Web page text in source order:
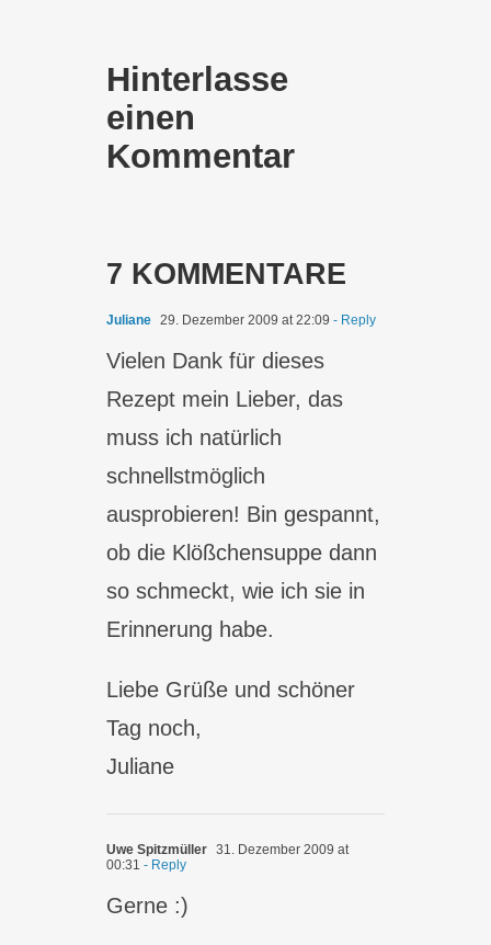
Hinterlasse
einen
Kommentar
7 KOMMENTARE
Juliane 29. Dezember 2009 at 22:09 - Reply
Vielen Dank für dieses
Rezept mein Lieber, das
muss ich natürlich
schnellstmöglich
ausprobieren! Bin gespannt,
ob die Klößchensuppe dann
so schmeckt, wie ich sie in
Erinnerung habe.
Liebe Grüße und schöner
Tag noch,
Juliane
Uwe Spitzmüller 31. Dezember 2009 at
00:31 - Reply
Gerne :)